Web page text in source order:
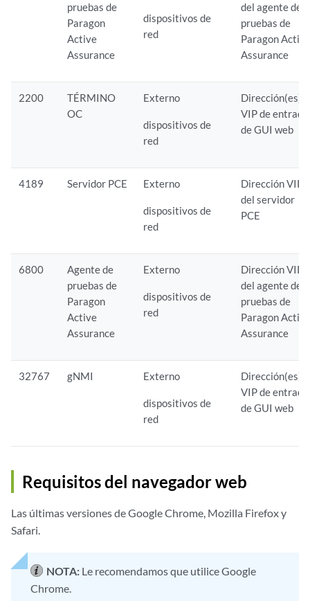
pruebas de
Paragon
Active
Assurance
dispositivos de
red
del agente de
pruebas de
Paragon
Assurance
2200
TÉRMINO
OC
Externo
dispositivos de
red
Dirección(es)
VIP de entrada
de GUI web
4189 Servidor PCE Externo
dispositivos de
red
Dirección VIP
del servidor
PCE
6800
Agente de
pruebas de
Paragon
Active
Assurance
Externo
dispositivos de
red
Dirección VIP
del agente de
pruebas de
Paragon
Assurance
32767 gNMI Externo
dispositivos de
red
Dirección(es)
VIP de entrada
de GUI web
Requisitos del navegador web
Las últimas versiones de Google Chrome, Mozilla Firefox y
Safari.
NOTA: Le recomendamos que utilice Google
Chrome.